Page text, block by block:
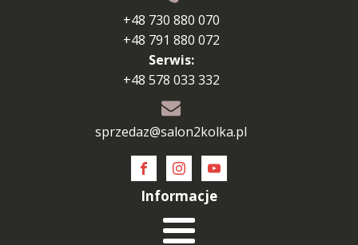
+48 730 880 070
+48 791 880 072
Serwis:
+48 578 033 332
sprzedaz@salon2kolka.pl
Informacje